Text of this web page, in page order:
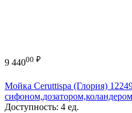
9 44000 ₽
Мойка Ceruttispa (Глория)
Доступность: 4 ед.